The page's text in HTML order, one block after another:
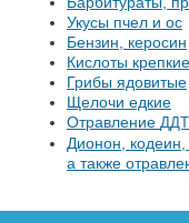
Укусы пчел и ос
Бензин, керосин
Кислоты крепкие
Грибы ядовитые
Щелочи едкие
Отравление ДДТ
Дионон,
а также